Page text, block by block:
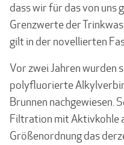
dass wir für das von uns
Grenzwerte der
gilt in der novel­lierten
Vor zwei Jahren wurden
polyfluorierte
Brunnen nachgewiesen.
Filtration mit Aktivkohle
Größenordnung das